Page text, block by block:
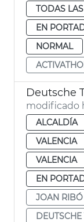
TODAS
EN
NORMAL
Deutsche
modificado
ALCALDÍA
VALENCIA
VALENCIA
EN
JOAN RIBÓ